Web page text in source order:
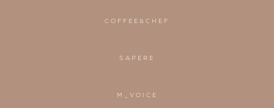
COFFEE&CHEF
SAPERE
M_VOICE